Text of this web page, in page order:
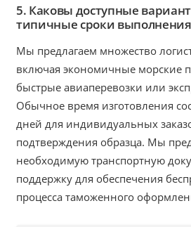
5. Каковы доступные
типичные сроки выполнения
Мы предлагаем множество
включая экономичные морские
быстрые авиаперевозки или
Обычное время изготовления
дней для индивидуальных
подтверждения образца. Мы
необходимую транспортную
поддержку для обеспечения
процесса таможенного